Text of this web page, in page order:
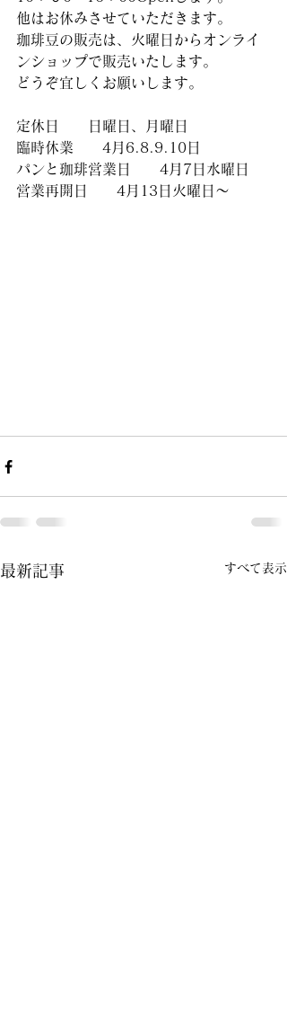
他はお休みさせていただきます。
珈琲豆の販売は、火曜日からオンライ
ンショップで販売いたします。
どうぞ宜しくお願いします。
定休日　　日曜日、月曜日
臨時休業　　4月6.8.9.10日
パンと珈琲営業日　　4月7日水曜日
営業再開日　　4月13日火曜日〜
最新記事 すべて表示